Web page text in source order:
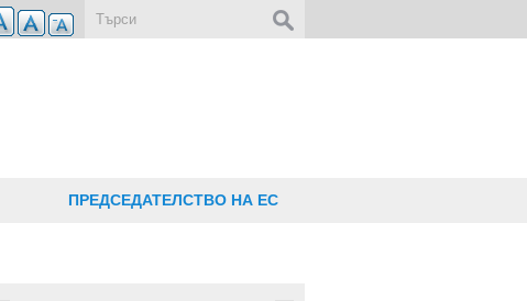
ПРЕДСЕДАТЕЛСТВО НА ЕС